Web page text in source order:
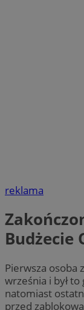
reklama
Budżecie
Pierwsza osoba
września i był to
natomiast
przed